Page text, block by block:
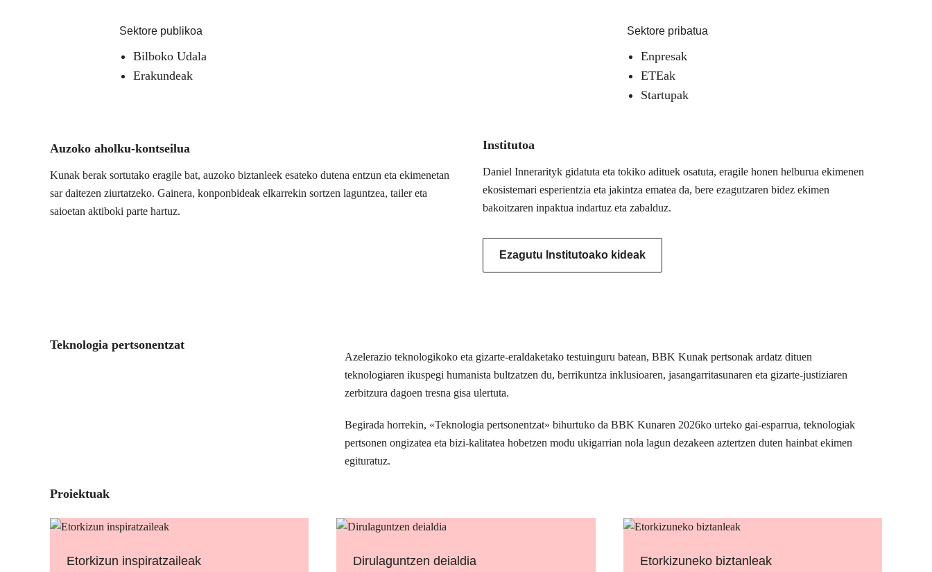
Sektore publikoa
Bilboko Udala
Erakundeak
Sektore pribatua
Enpresak
ETEak
Startupak
Auzoko aholku-kontseilua
Kunak berak sortutako eragile bat, auzoko biztanleek esateko dutena entzun eta ekimenetan
sar daitezen ziurtatzeko. Gainera, konponbideak elkarrekin sortzen laguntzea, tailer eta
saioetan aktiboki parte hartuz.
Institutoa
Daniel Innerarityk gidatuta eta tokiko adituek osatuta, eragile honen helburua ekimenen
ekosistemari esperientzia eta jakintza ematea da, bere ezagutzaren bidez ekimen
bakoitzaren inpaktua indartuz eta zabalduz.
Ezagutu Institutoako kideak
Teknologia pertsonentzat
Azelerazio teknologikoko eta gizarte-eraldaketako testuinguru batean, BBK Kunak pertsonak ardatz dituen
teknologiaren ikuspegi humanista bultzatzen du, berrikuntza inklusioaren, jasangarritasunaren eta gizarte-justiziaren
zerbitzura dagoen tresna gisa ulertuta.
Begirada horrekin, «Teknologia pertsonentzat» bihurtuko da BBK Kunaren 2026ko urteko gai-esparrua, teknologiak
pertsonen ongizatea eta bizi-kalitatea hobetzen modu ukigarrian nola lagun dezakeen aztertzen duten hainbat ekimen
egituratuz.
Proiektuak
Etorkizun inspiratzaileak Dirulaguntzen deialdia Etorkizuneko biztanleak